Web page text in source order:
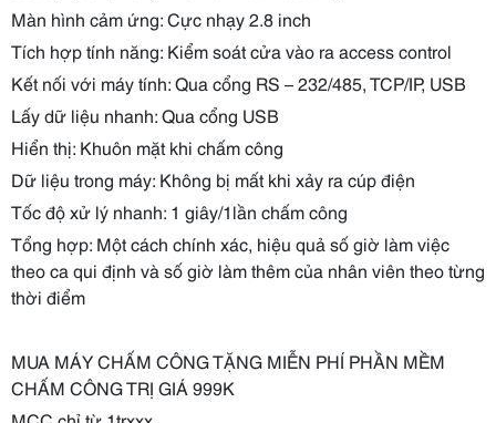
Màn hình cảm ứng: Cực nhạy 2.8 inch
Tích hợp tính năng: Kiểm soát cửa vào ra access control
Kết nối với máy tính: Qua cổng RS – 232/485, TCP/IP, USB
Lấy dữ liệu nhanh: Qua cổng USB
Hiển thị: Khuôn mặt khi chấm công
Dữ liệu trong máy: Không bị mất khi xảy ra cúp điện
Tốc độ xử lý nhanh: 1 giây/1lần chấm công
Tổng hợp: Một cách chính xác, hiệu quả số giờ làm việc
theo ca qui định và số giờ làm thêm của nhân viên theo từng
thời điểm
MUA MÁY CHẤM CÔNG TẶNG MIỄN PHÍ PHẦN MỀM
CHẤM CÔNG TRỊ GIÁ 999K